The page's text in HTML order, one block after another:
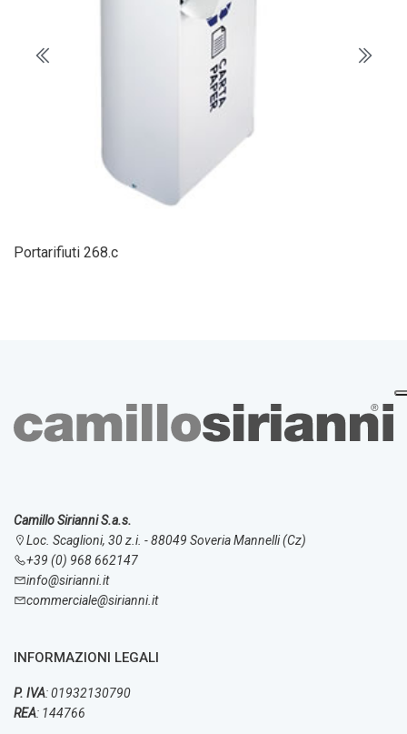
Portarifiuti 268.c
Camillo Sirianni S.a.s.
Loc. Scaglioni, 30 z.i. - 88049 Soveria Mannelli (Cz)
+39 (0) 968 662147
info@sirianni.it
commerciale@sirianni.it
INFORMAZIONI LEGALI
P. IVA: 01932130790
REA: 144766